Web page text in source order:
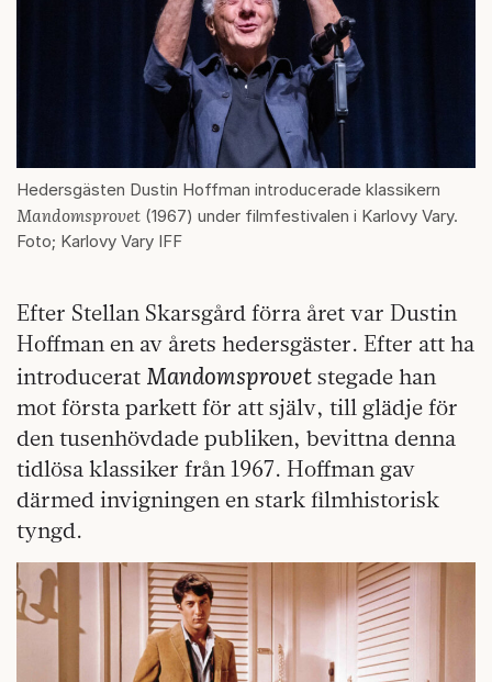
Hedersgästen Dustin Hoffman introducerade klassikern
Mandomsprovet (1967) under filmfestivalen i Karlovy Vary.
Foto; Karlovy Vary IFF
Efter Stellan Skarsgård förra året var Dustin
Hoffman en av årets hedersgäster. Efter att ha
introducerat Mandomsprovet stegade han
mot första parkett för att själv, till glädje för
den tusenhövdade publiken, bevittna denna
tidlösa klassiker från 1967. Hoffman gav
därmed invigningen en stark filmhistorisk
tyngd.